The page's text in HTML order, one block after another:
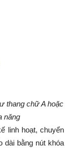
thang chữ A hoặc
năng
linh hoạt, chuyển
dài bằng nút khóa